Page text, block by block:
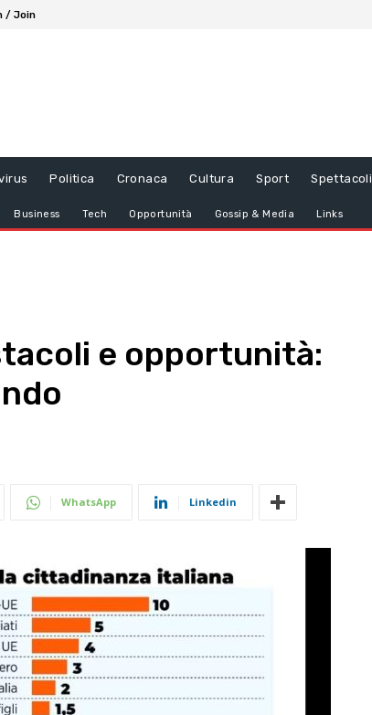
/ Join
Politica Cronaca Cultura Sport Spettacoli
Business Tech Opportunità Gossip & Media Links
e opportunità:
WhatsApp Linkedin